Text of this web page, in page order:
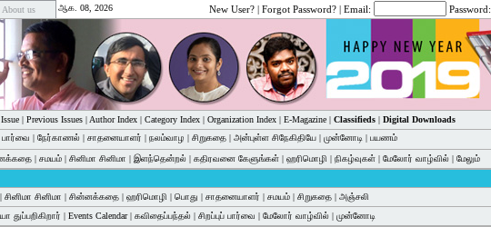
About us ஆக. 08, 2026 New User? | Forgot Password? | Email: Password:
| Previous Issues| Author Index| Category Index| Organization Index| E-Magazine| Classifieds| Digital Downloads
பார்வை | நேர்காணல் | சாதனையாளர் | நலம்வாழ | சிறுகதை | அன்புள்ள சிநேகிதியே | முன்னோடி | பயணம்
| சமயம் | சினிமா சினிமா | இளந்தென்றல் | கதிரவனை கேளுங்கள் | ஹரிமொழி | நிகழ்வுகள் | மேலோர் வாழ்வில் | மேலும்
| சினிமா சினிமா | சின்னக்கதை | ஹரிமொழி | பொது | சாதனையாளர் | சமயம் | சிறுகதை | அஞ்சலி
துப்பறிகிறார் | Events Calendar| கவிதைப்பந்தல் | சிறப்புப் பார்வை | மேலோர் வாழ்வில் | முன்னோடி